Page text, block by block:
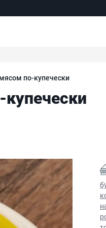
по-купечески
Гречка